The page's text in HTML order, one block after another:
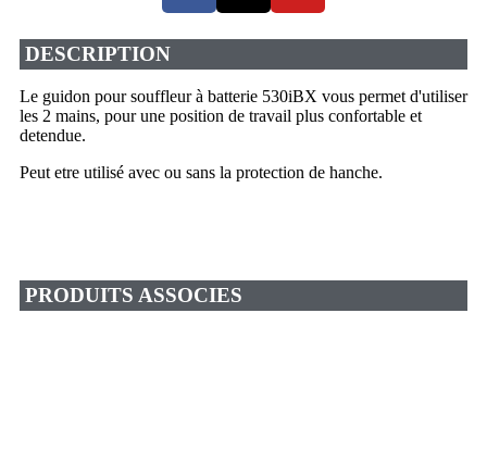
DESCRIPTION
Le guidon pour souffleur à batterie 530iBX vous permet d'utiliser
les 2 mains, pour une position de travail plus confortable et
detendue.
Peut etre utilisé avec ou sans la protection de hanche.
PRODUITS ASSOCIES